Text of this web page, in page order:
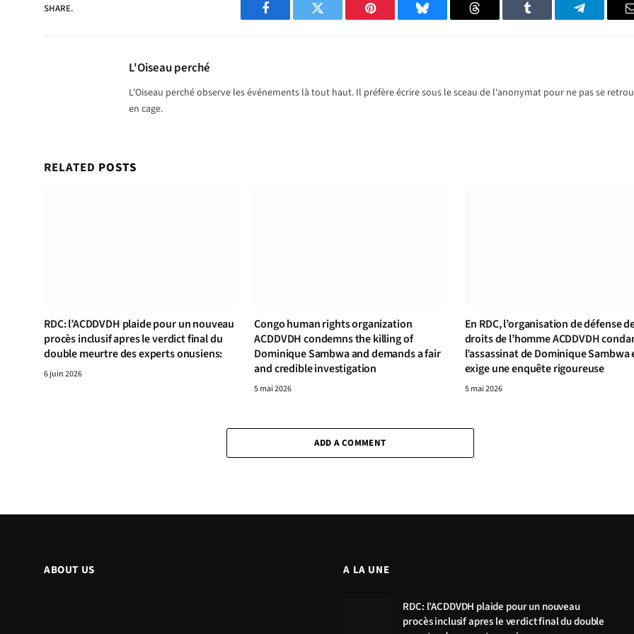
SHARE.
Facebook Twitter Pinterest Bluesky Threads Tumblr Telegram
L'Oiseau perché
L'Oiseau perché observe les événements là tout haut. Il préfère écrire sous le sceau de l'anonymat pour ne pas se
en cage.
RELATED POSTS
RDC: l’ACDDVDH plaide pour un nouveau
procès inclusif apres le verdict final du
double meurtre des experts onusiens:
6 juin 2026
Congo human rights organization
ACDDVDH condemns the killing of
Dominique Sambwa and demands a fair
and credible investigation
5 mai 2026
En RDC, l’organisation de défense
droits de l’homme ACDDVDH
l’assassinat de Dominique Sambwa
exige une enquête rigoureuse
5 mai 2026
ADD A COMMENT
ABOUT US A LA UNE
RDC: l’ACDDVDH plaide pour un nouveau
procès inclusif apres le verdict final du double